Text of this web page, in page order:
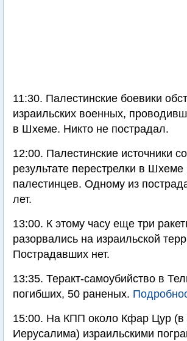
11:30. Палестинские боевики
израильских военных,
в Шхеме. Никто не пострадал.
12:00. Палестинские источники
результате перестрелки в
палестинцев. Одному из
лет.
13:00. К этому часу еще три
разорвались на израильской
Пострадавших нет.
13:35. Теракт-самоубийство в
погибших, 50 раненых.
15:00. На КПП около Кфар Цур (в
Иерусалима) израильскими